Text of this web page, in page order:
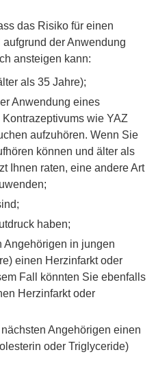
das Risiko für einen
der Anwendung
ansteigen kann:
als 35 Jahre);
Anwendung eines
wie YAZ
aufzuhören. Wenn Sie
können und älter als
Ihnen raten, eine andere Art
haben;
Angehörigen in jungen
einen Herzinfarkt oder
Fall könnten Sie ebenfalls
Herzinfarkt oder
Angehörigen einen
oder Triglyceride)